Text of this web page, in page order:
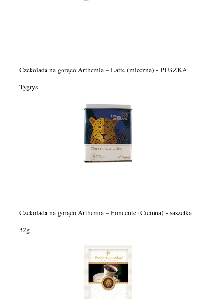
Czekolada na gorąco Arthemia – Latte (mleczna) - PUSZKA
Tygrys
Czekolada na gorąco Arthemia – Fondente (Ciemna) - saszetka
32g